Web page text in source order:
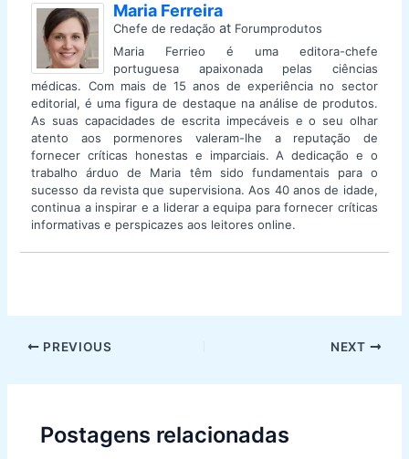
Maria Ferreira
Chefe de redação at Forumprodutos
Maria Ferrieo é uma editora-chefe
portuguesa apaixonada pelas ciências
médicas. Com mais de 15 anos de experiência no sector
editorial, é uma figura de destaque na análise de produtos.
As suas capacidades de escrita impecáveis e o seu olhar
atento aos pormenores valeram-lhe a reputação de
fornecer críticas honestas e imparciais. A dedicação e o
trabalho árduo de Maria têm sido fundamentais para o
sucesso da revista que supervisiona. Aos 40 anos de idade,
continua a inspirar e a liderar a equipa para fornecer críticas
informativas e perspicazes aos leitores online.
Post
PREVIOUS NEXT
Postagens relacionadas